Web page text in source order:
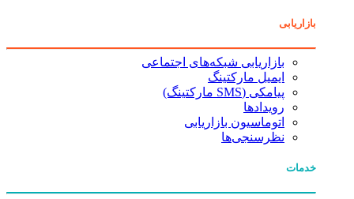
بازاریابی
بازاریابی شبکه‌های اجتماعی
ایمیل مارکتینگ
پیامکی (SMS مارکتینگ)
رویدادها
اتوماسیون بازاریابی
نظرسنجی‌ها
خدمات